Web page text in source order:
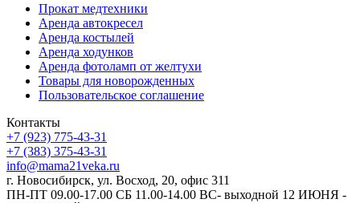
Прокат медтехники
Аренда автокресел
Аренда костылей
Аренда ходунков
Аренда фотоламп от желтухи
Товары для новорожденных
Пользовательское соглашение
Контакты
+7 (923) 775-43-31
+7 (383) 375-43-31
info@mama21veka.ru
г. Новосибирск, ул. Восход, 20, офис 311
ПН-ПТ 09.00-17.00 СБ 11.00-14.00 ВС- выходной 12 ИЮНЯ -